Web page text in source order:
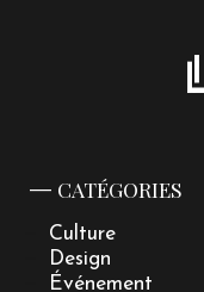
CATÉGORIES
Culture
Design
Événement